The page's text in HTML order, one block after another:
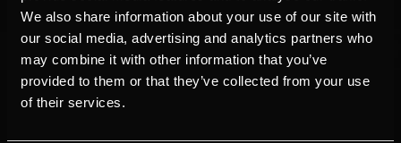
We also share information about your use of our site with
our social media, advertising and analytics partners who
may combine it with other information that you’ve
provided to them or that they’ve collected from your use
of their services.